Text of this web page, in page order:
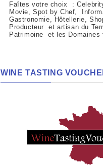
Faîtes votre choix :
Movie, Spot by Chef,
Gastronomie, Hôtellerie,
Producteur et artisan du
Patrimoine et les Domaines
WINE TASTING